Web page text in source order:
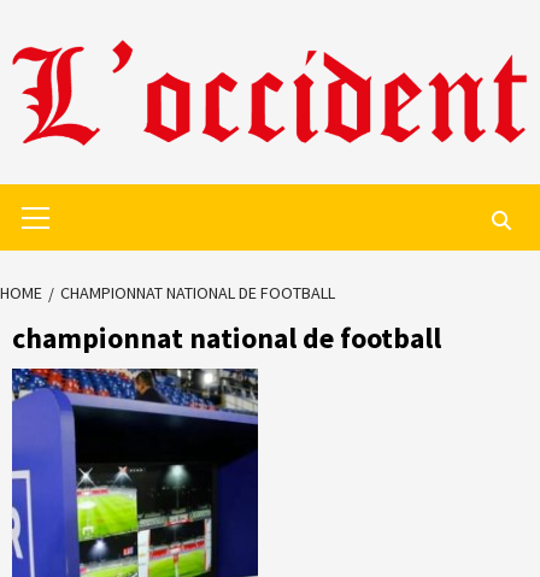
to
content
Menu
HOME CHAMPIONNAT NATIONAL DE FOOTBALL
championnat national de football